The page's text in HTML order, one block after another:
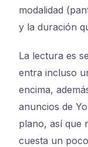
modalidad
y la duración
La lectura es
entra incluso
encima,
anuncios de
plano, así que
cuesta un